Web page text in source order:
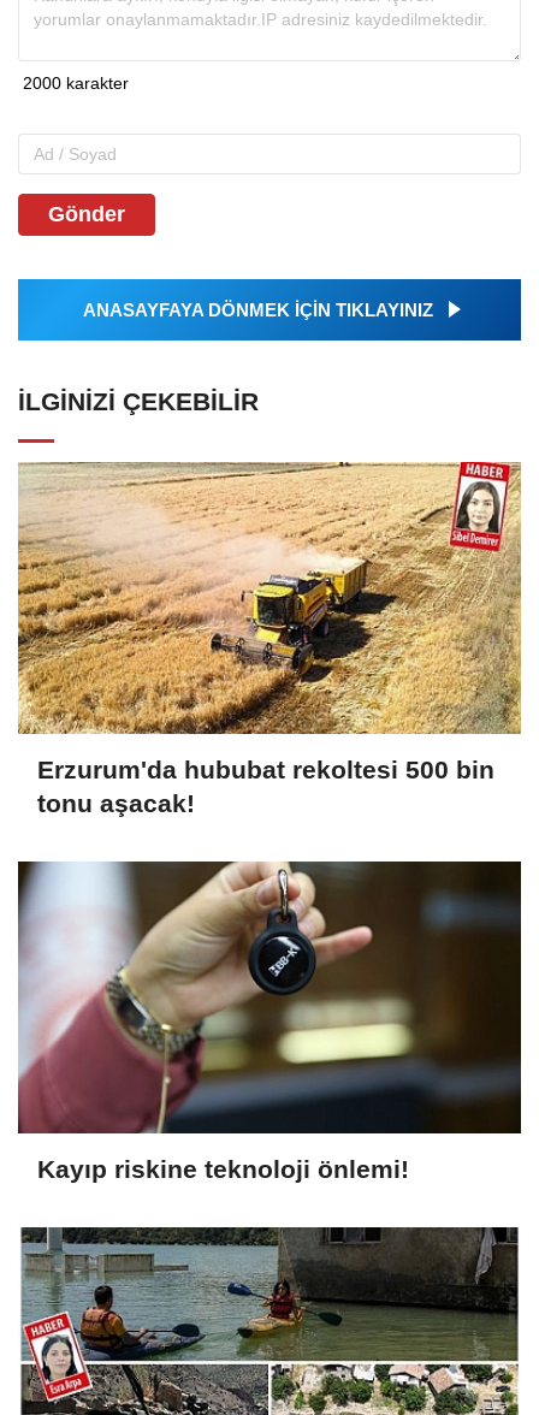
Gönder
ANASAYFAYA DÖNMEK İÇİN TIKLAYINIZ
İLGINIZI ÇEKEBILIR
Erzurum'da hububat rekoltesi 500 bin
tonu aşacak!
Kayıp riskine teknoloji önlemi!